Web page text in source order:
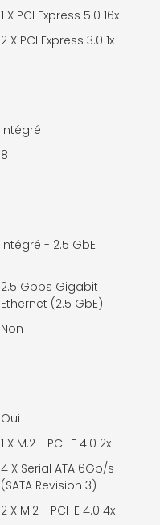
1 X PCI Express 5.0 16x
2 X PCI Express 3.0 1x
Intégré
8
Intégré - 2.5 GbE
2.5 Gbps Gigabit
Ethernet (2.5 GbE)
Non
Oui
1 X M.2 - PCI-E 4.0 2x
4 X Serial ATA 6Gb/s
(SATA Revision 3)
2 X M.2 - PCI-E 4.0 4x